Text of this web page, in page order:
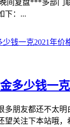
间复盘***多部
下：...
多少钱一
多朋友都还不太
关注下本站哦